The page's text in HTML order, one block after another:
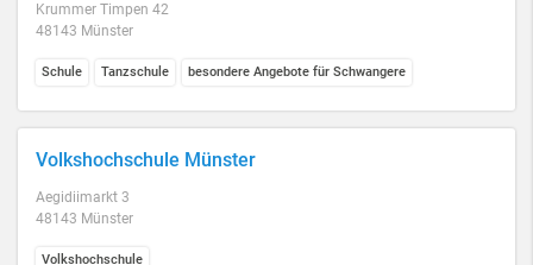
Krummer Timpen 42
48143 Münster
Schule Tanzschule besondere Angebote für Schwangere
Volkshochschule Münster
Aegidiimarkt 3
48143 Münster
Volkshochschule